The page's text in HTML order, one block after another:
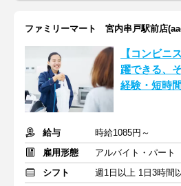
ファミリーマート 宮内串戸駅前店
【コンビニ
躍できる、
経験・短時
給与
時給1085円～
雇用形態
アルバイト・パート
シフト
週1日以上 1日3時間